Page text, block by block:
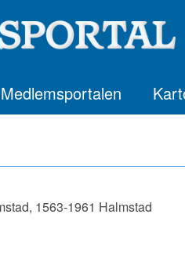
Medlemsportalen
1563-1961 Halmstad